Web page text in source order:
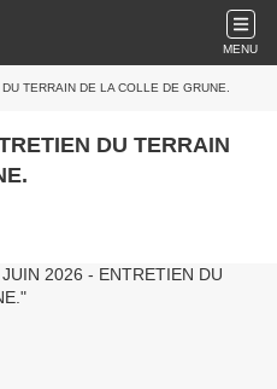
MENU
TERRAIN DE LA COLLE DE GRUNE.
DU TERRAIN